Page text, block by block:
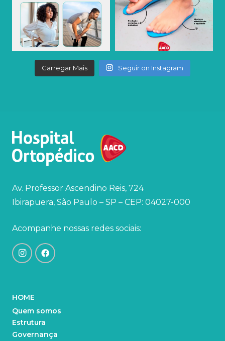
Carregar Mais Seguir on Instagram
Av. Professor Ascendino Reis, 724
Ibirapuera, São Paulo – SP – CEP: 04027-000
Acompanhe nossas redes sociais:
HOME
Quem somos
Estrutura
Governança